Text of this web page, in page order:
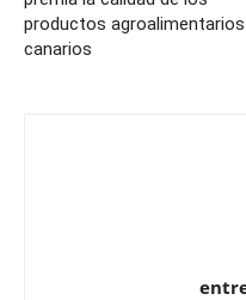
productos agroalimentarios
canarios